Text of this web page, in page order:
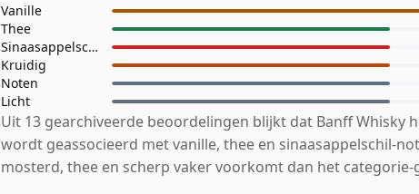
Vanille
Thee
Sinaasappelschil
Kruidig
Noten
Licht
Uit 13 gearchiveerde beoordelingen blijkt dat Banff Whisky
wordt geassocieerd met vanille, thee en sinaasappelschil-
mosterd, thee en scherp vaker voorkomt dan het categorie-